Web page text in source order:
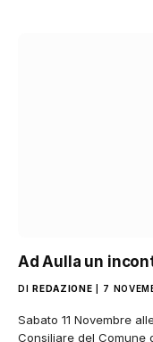
Ad Aulla un
DI REDAZIONE 7
Sabato 11 Novembre
Consiliare del Comune